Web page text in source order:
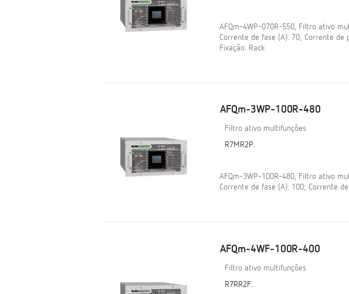
AFQm-4WP-070R-550, Filtro ativo
Corrente de fase (A): 70; Corrente de
Fixação: Rack
AFQm-3WP-100R-480
Filtro ativo multifunções
R7MR2P.
AFQm-3WP-100R-480, Filtro ativo
Corrente de fase (A): 100; Corrente
AFQm-4WF-100R-400
Filtro ativo multifunções
R7RR2F.